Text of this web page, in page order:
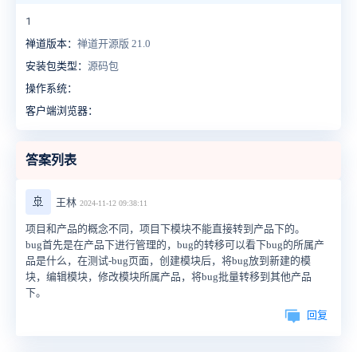
1
禅道版本： 禅道开源版 21.0
安装包类型： 源码包
操作系统：
客户端浏览器：
答案列表
🚢 王林 2024-11-12 09:38:11
项目和产品的概念不同，项目下模块不能直接转到产品下的。
bug首先是在产品下进行管理的，bug的转移可以看下bug的所属产
品是什么，在测试-bug页面，创建模块后，将bug放到新建的模
块，编辑模块，修改模块所属产品，将bug批量转移到其他产品
下。
回复